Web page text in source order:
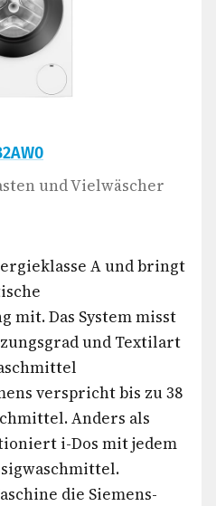
und Vielwäscher
A und bringt
mit. Das System misst
und Textilart
verspricht bis zu 38
Anders als
i-Dos mit jedem
die Siemens-